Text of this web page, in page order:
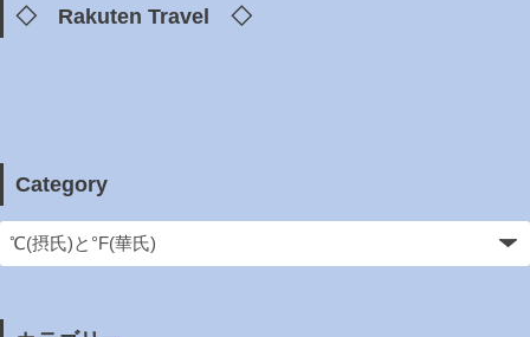
◇ Rakuten Travel ◇
Category